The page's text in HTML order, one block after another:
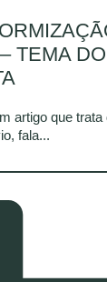
TEMA
artigo que
fala...